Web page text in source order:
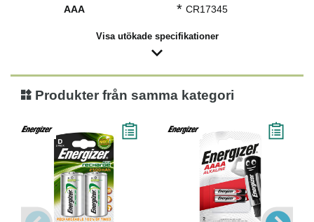
AAA * CR17345
Visa utökade specifikationer
Produkter från samma kategori